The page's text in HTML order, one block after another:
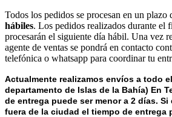
Todos los pedidos se procesan en un plazo
hábiles. Los pedidos realizados durante el
procesarán el siguiente día hábil. Una vez
agente de ventas se pondrá en contacto
telefónica o whatsapp para coordinar tu
Actualmente realizamos envíos a todo
departamento de Islas de la Bahía) En
de entrega puede ser menor a 2 días. Si
fuera de la ciudad el tiempo de entrega